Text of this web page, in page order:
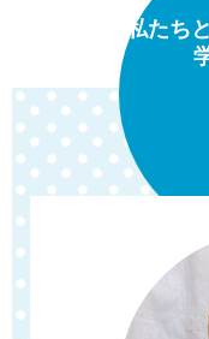
私たち